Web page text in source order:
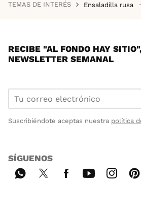
TEMAS DE INTERÉS Ensaladilla rusa
RECIBE "AL FONDO HAY
NEWSLETTER SEMANAL
Suscribiéndote aceptas nuestra política
SÍGUENOS